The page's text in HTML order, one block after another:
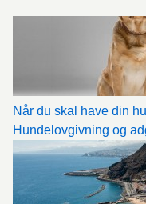
Når du skal have din
Hundelovgivning og